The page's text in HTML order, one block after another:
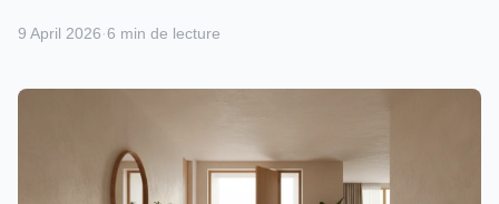
9 April 2026·6 min de lecture